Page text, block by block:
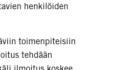
henkilöiden
toimenpiteisiin
tehdään